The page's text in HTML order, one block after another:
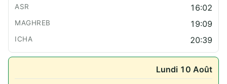
16:02
19:09
20:39
Lundi 10 Août